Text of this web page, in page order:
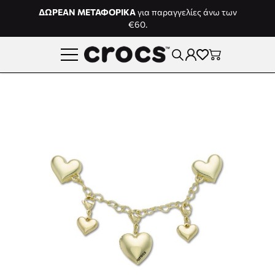
Μετάβαση στο περιεχόμενο
ΔΩΡΕΑΝ ΜΕΤΑΦΟΡΙΚΑγια παραγγελίες άνω των
€60.